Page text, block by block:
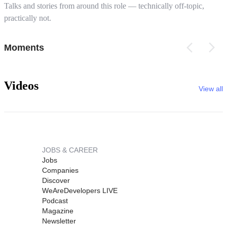
Talks and stories from around this role — technically off-topic,
practically not.
Moments
Videos View all
JOBS & CAREER
Jobs
Companies
Discover
WeAreDevelopers LIVE
Podcast
Magazine
Newsletter